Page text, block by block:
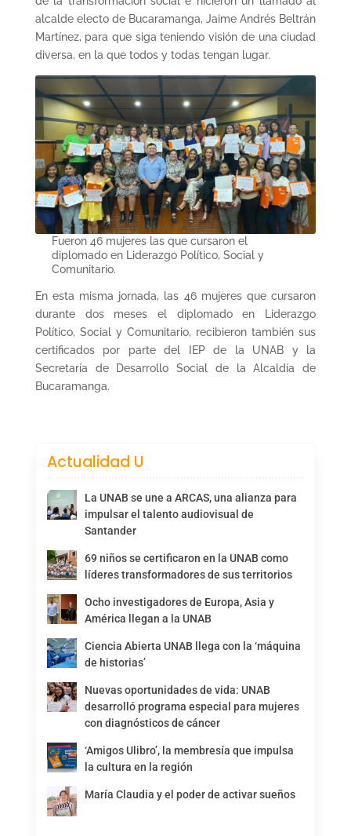
alcalde electo de Bucaramanga, Jaime Andrés Beltrán
Martínez, para que siga teniendo visión de una ciudad
diversa, en la que todos y todas tengan lugar.
Fueron 46 mujeres las que cursaron el
diplomado en Liderazgo Político, Social y
Comunitario.
En esta misma jornada, las 46 mujeres que cursaron
durante dos meses el diplomado en Liderazgo
Político, Social y Comunitario, recibieron también sus
certificados por parte del IEP de la UNAB y la
Secretaría de Desarrollo Social de la Alcaldía de
Bucaramanga.
Actualidad U
La UNAB se une a ARCAS, una alianza para
impulsar el talento audiovisual de
Santander
69 niños se certificaron en la UNAB como
líderes transformadores de sus territorios
Ocho investigadores de Europa, Asia y
América llegan a la UNAB
Ciencia Abierta UNAB llega con la ‘máquina
de historias’
Nuevas oportunidades de vida: UNAB
desarrolló programa especial para mujeres
con diagnósticos de cáncer
‘Amigos Ulibro’, la membresía que impulsa
la cultura en la región
María Claudia y el poder de activar sueños